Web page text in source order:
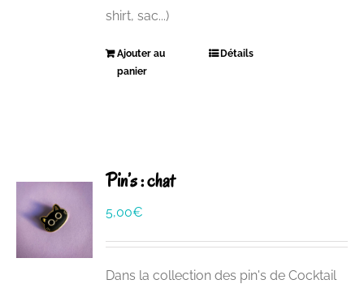
shirt, sac...)
Ajouter au
panier
Détails
Pin’s : chat
5,00€
Dans la collection des pin's de Cocktail